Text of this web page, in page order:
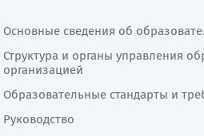
Основные сведения об
Структура и органы управления
организацией
Образовательные стандарты и
Руководство